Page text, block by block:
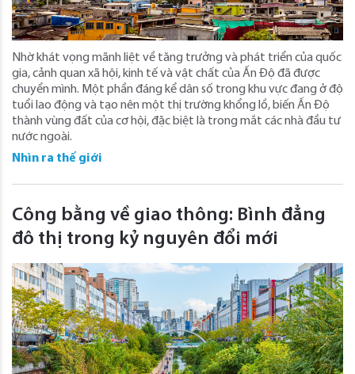
Nhờ khát vọng mãnh liệt về tăng trưởng và phát triển của quốc
gia, cảnh quan xã hội, kinh tế và vật chất của Ấn Độ đã được
chuyển mình. Một phần đáng kể dân số trong khu vực đang ở độ
tuổi lao động và tạo nên một thị trường khổng lồ, biến Ấn Độ
thành vùng đất của cơ hội, đặc biệt là trong mắt các nhà đầu tư
nước ngoài.
Nhìn ra thế giới
Công bằng về giao thông: Bình đẳng
đô thị trong kỷ nguyên đổi mới